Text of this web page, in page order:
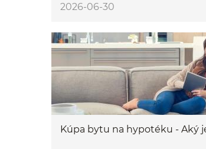
2026-06-30
Kúpa bytu na hypotéku - Aký